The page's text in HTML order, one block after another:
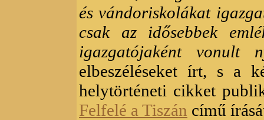
és vándoriskolákat
csak az idősebbek
igazgatójaként vonult
elbeszéléseket írt, s a
helytörténeti cikket
Felfelé a Tiszán című